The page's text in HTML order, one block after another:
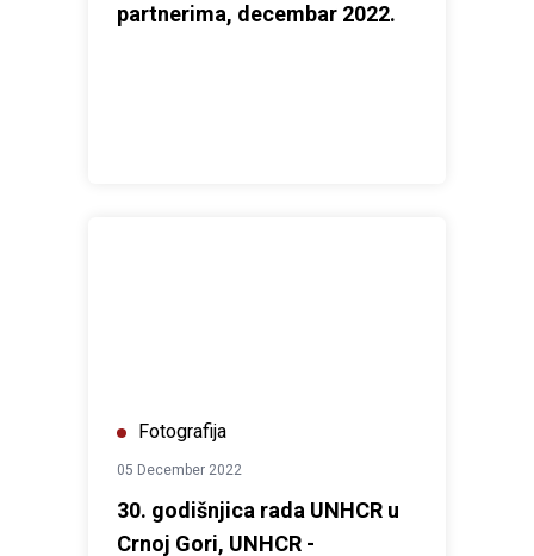
partnerima, decembar 2022.
Fotografija
05 December 2022
30. godišnjica rada UNHCR u
Crnoj Gori, UNHCR -